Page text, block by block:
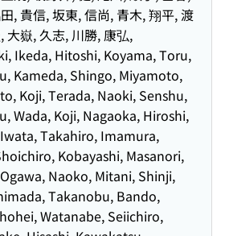
, 貴信, 坂東, 信尚, 青木, 翔平, 渡
大嶽, 久志, 川勝, 康弘,
Ikeda, Hitoshi, Koyama, Toru,
Kameda, Shingo, Miyamoto,
Koji, Terada, Naoki, Senshu,
Wada, Koji, Nagaoka, Hiroshi,
Takahiro, Imamura,
Kobayashi, Masanori,
Naoko, Mitani, Shinji,
Takanobu, Bando,
Watanabe, Seiichiro,